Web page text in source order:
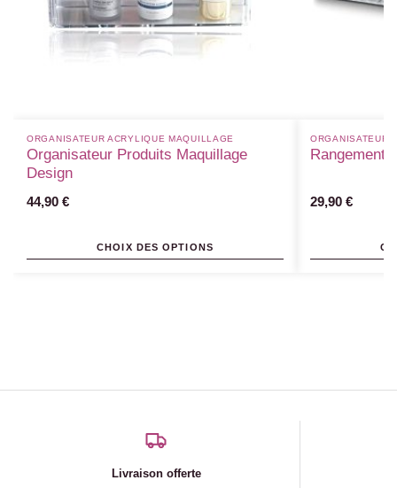
ORGANISATEUR ACRYLIQUE MAQUILLAGE
Organisateur Produits Maquillage
Design
44,90 €
CHOIX DES OPTIONS
ORGANISATEUR
Rangement
29,90 €
Livraison offerte